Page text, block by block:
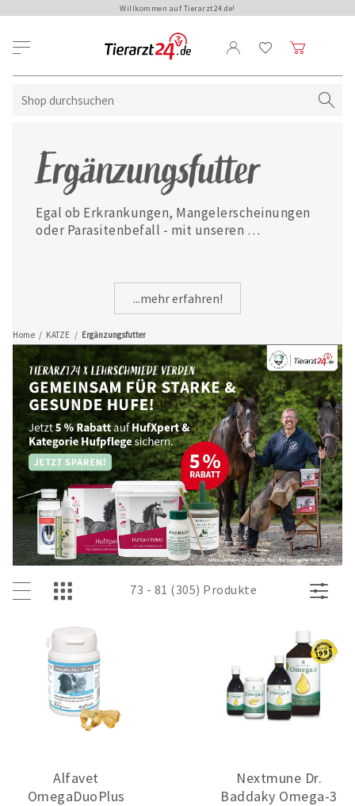
Willkommen auf Tierarzt24.de!
Home / KATZE / Ergänzungsfutter
Ergänzungsfutter
Egal ob Erkrankungen, Mangelerscheinungen
oder Parasitenbefall - mit unseren
...mehr erfahren!
73 - 81 (305) Produkte
Alfavet
OmegaDuoPlus
Nextmune Dr.
Baddaky Omega-3